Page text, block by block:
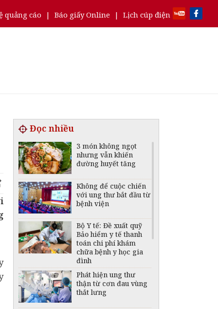
quảng cáo | Báo giấy Online | Lịch cúp điện
Đọc nhiều
3 món không ngọt
nhưng vẫn khiến
đường huyết tăng
Không để cuộc chiến
với ung thư bắt đầu từ
bệnh viện
Bộ Y tế: Đề xuất quỹ
Bảo hiểm y tế thanh
toán chi phí khám
chữa bệnh y học gia
đình
Phát hiện ung thư
thận từ cơn đau vùng
thắt lưng